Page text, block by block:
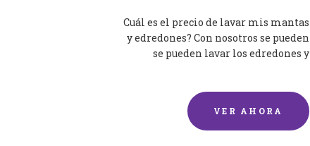
Cuál es el precio de lavar mis mantas
y edredones? Con nosotros se pueden
se pueden lavar los edredones y
VER AHORA